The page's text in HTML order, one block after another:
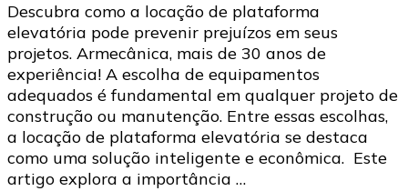
Descubra como a locação de plataforma
elevatória pode prevenir prejuízos em seus
projetos. Armecânica, mais de 30 anos de
experiência! A escolha de equipamentos
adequados é fundamental em qualquer projeto de
construção ou manutenção. Entre essas escolhas,
a locação de plataforma elevatória se destaca
como uma solução inteligente e econômica. Este
artigo explora a importância …